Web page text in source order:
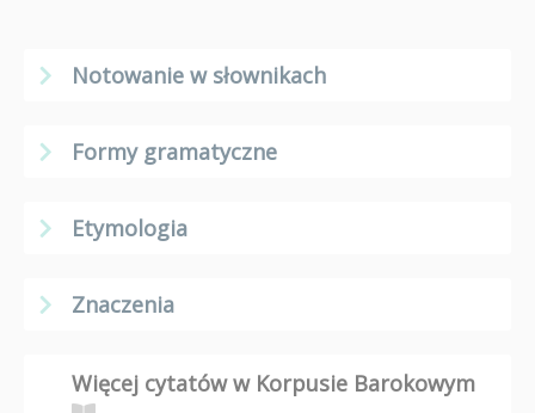
Notowanie w słownikach
Formy gramatyczne
Etymologia
Znaczenia
Więcej cytatów w Korpusie Barokowym